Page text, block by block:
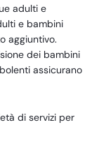
adulti e
e bambini
aggiuntivo.
dei bambini
assicurano
di servizi per